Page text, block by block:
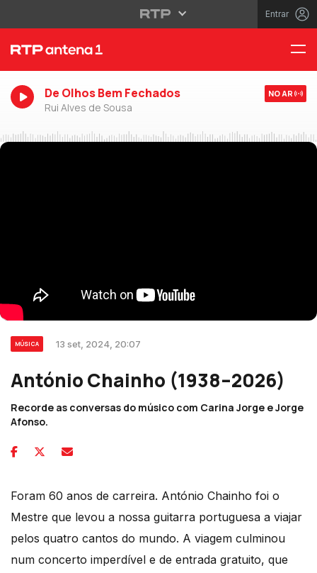
Entrar
De Olhos Bem Fechados
Rui Alves de Sousa
NO AR
MÚSICA 13 set, 2024, 20:07
António Chainho (1938–2026)
Recorde as conversas do músico com Carina Jorge e Jorge
Afonso.
Foram 60 anos de carreira. António Chainho foi o
Mestre que levou a nossa guitarra portuguesa a viajar
pelos quatro cantos do mundo. A viagem culminou
num concerto imperdível e de entrada gratuito, que